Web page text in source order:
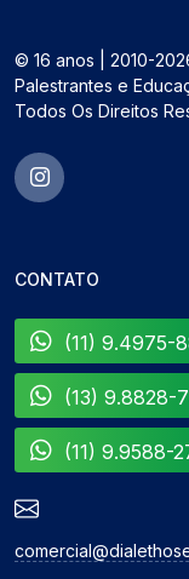
© 16 anos | 2010-
Palestrantes e
Todos Os Direitos
CONTATO
(11) 9.4975-
(13) 9.8828-
(11) 9.9588-